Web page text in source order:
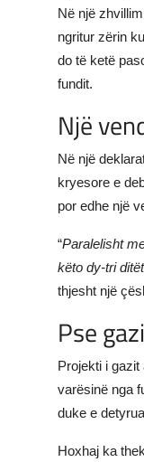
Në një
ngritur zërin
do të ketë
fundit.
Një
Në një
kryesore e
por edhe një
“Paralelisht
këto dy-tri
thjesht një
Pse
Projekti i
varësinë nga
duke e
Hoxhaj ka